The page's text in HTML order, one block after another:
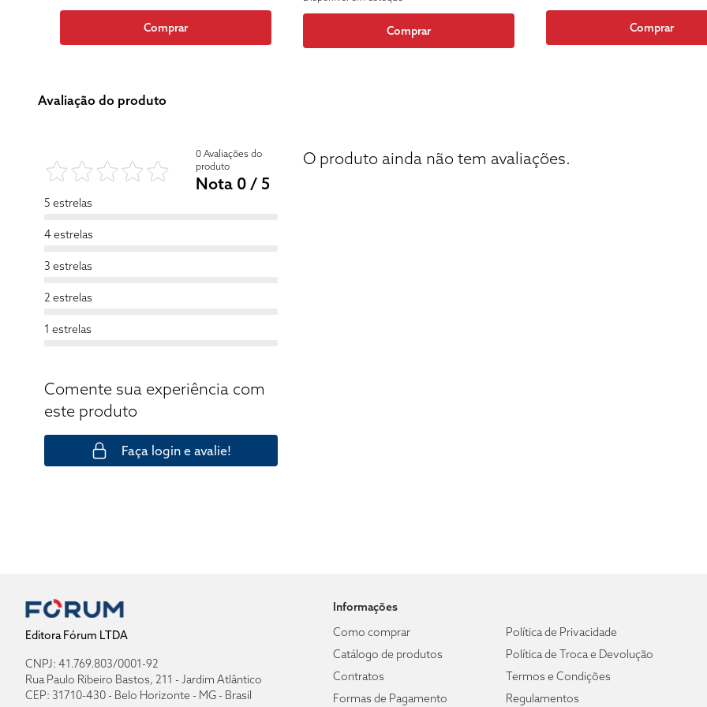
Comprar Comprar Comprar
Avaliação do produto
0 Avaliações do
produto
Nota 0 / 5
5 estrelas
4 estrelas
3 estrelas
2 estrelas
1 estrelas
Comente sua experiência com
este produto
Faça login e avalie!
O produto ainda não tem avaliações.
Editora Fórum LTDA
CNPJ: 41.769.803/0001-92
Rua Paulo Ribeiro Bastos, 211 - Jardim Atlântico
CEP: 31710-430 - Belo Horizonte - MG - Brasil
Informações
Como comprar
Catálogo de produtos
Contratos
Formas de Pagamento
Política de Privacidade
Política de Troca e Devolução
Termos e Condições
Regulamentos